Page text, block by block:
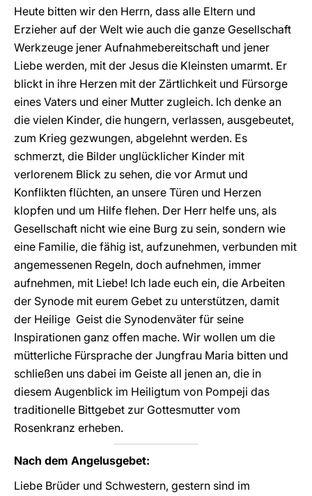
Heute bitten wir den Herrn, dass alle Eltern und
Erzieher auf der Welt wie auch die ganze Gesellschaft
Werkzeuge jener Aufnahmebereitschaft und jener
Liebe werden, mit der Jesus die Kleinsten umarmt. Er
blickt in ihre Herzen mit der Zärtlichkeit und Fürsorge
eines Vaters und einer Mutter zugleich. Ich denke an
die vielen Kinder, die hungern, verlassen, ausgebeutet,
zum Krieg gezwungen, abgelehnt werden. Es
schmerzt, die Bilder unglücklicher Kinder mit
verlorenem Blick zu sehen, die vor Armut und
Konflikten flüchten, an unsere Türen und Herzen
klopfen und um Hilfe flehen. Der Herr helfe uns, als
Gesellschaft nicht wie eine Burg zu sein, sondern wie
eine Familie, die fähig ist, aufzunehmen, verbunden mit
angemessenen Regeln, doch aufnehmen, immer
aufnehmen, mit Liebe! Ich lade euch ein, die Arbeiten
der Synode mit eurem Gebet zu unterstützen, damit
der Heilige Geist die Synodenväter für seine
Inspirationen ganz offen mache. Wir wollen um die
mütterliche Fürsprache der Jungfrau Maria bitten und
schließen uns dabei im Geiste all jenen an, die in
diesem Augenblick im Heiligtum von Pompeji das
traditionelle Bittgebet zur Gottesmutter vom
Rosenkranz erheben.
Nach dem Angelusgebet:
Liebe Brüder und Schwestern, gestern sind im